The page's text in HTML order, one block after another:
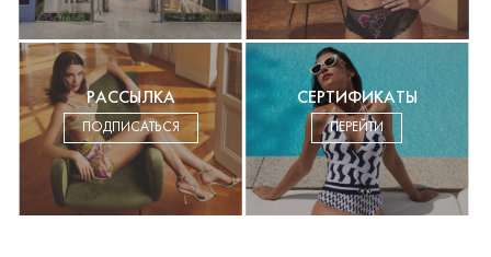
РАССЫЛКА
ПОДПИСАТЬСЯ
СЕРТИФИКАТЫ
ПЕРЕЙТИ